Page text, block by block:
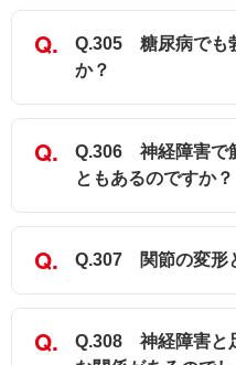
Q.305 糖尿病でも
か？
Q.306 神経障害で
ともあるのですか？
Q.307 関節の変形
Q.308 神経障害と